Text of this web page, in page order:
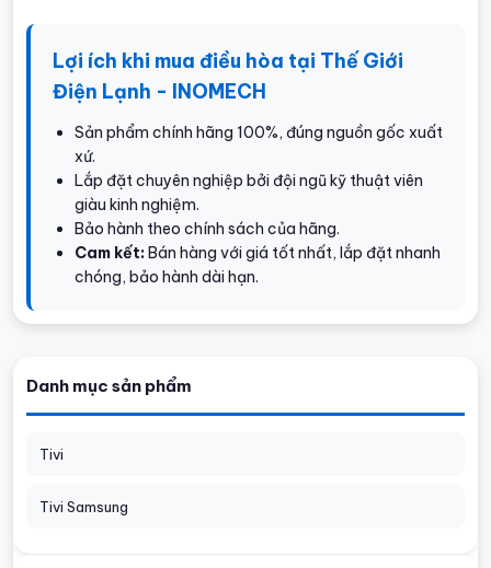
Danh mục sản phẩm
Tivi
Tivi Samsung
Lợi ích khi mua điều hòa tại Thế Giới
Điện Lạnh - INOMECH
Sản phẩm chính hãng 100%, đúng nguồn gốc xuất
xứ.
Lắp đặt chuyên nghiệp bởi đội ngũ kỹ thuật viên
giàu kinh nghiệm.
Bảo hành theo chính sách của hãng.
Cam kết:Bán hàng với giá tốt nhất, lắp đặt nhanh
chóng, bảo hành dài hạn.